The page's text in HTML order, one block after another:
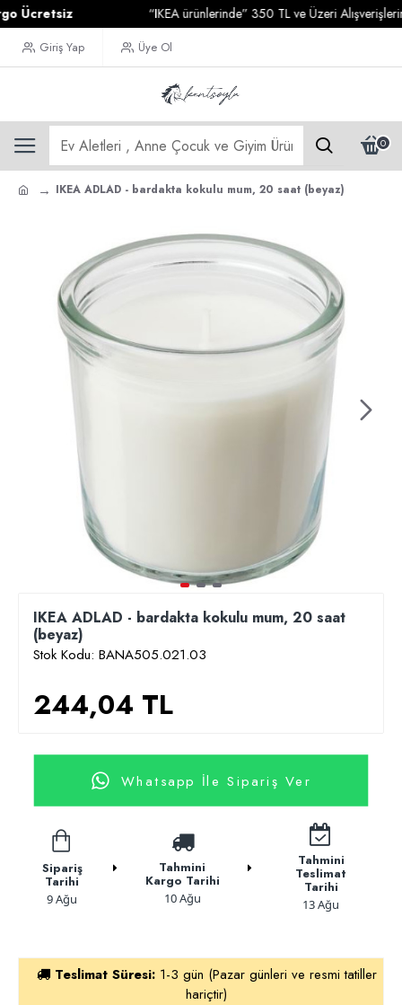
“IKEA ürünlerinde” 350 TL ve Üzeri
Giriş Yap Üye Ol
0
IKEA ADLAD - bardakta kokulu mum, 20 saat (beyaz)
IKEA ADLAD - bardakta kokulu mum, 20 saat
(beyaz)
Stok Kodu: BANA505.021.03
244,04 TL
Whatsapp İle Sipariş Ver
Sipariş
Tarihi
9 Ağu
Tahmini
Kargo Tarihi
10 Ağu
Tahmini
Teslimat
Tarihi
13 Ağu
Teslimat Süresi: 1-3 gün (Pazar günleri ve resmi tatiller
hariçtir)